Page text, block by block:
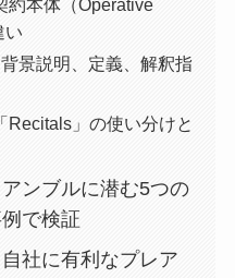
約本体（Operative
い
景説明、定義、解釈指
Recitals」の使い分けと
ンブルに潜む5つの
で検証
社に有利なプレア